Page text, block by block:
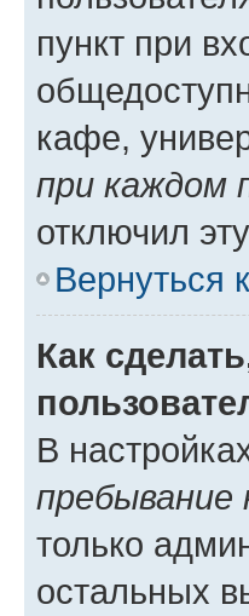
пункт при
кафе,
при каждом
отключил
Вернуться
Как
В
пребывание
только
остальных